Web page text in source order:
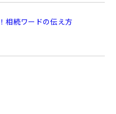
相続ワードの伝え方